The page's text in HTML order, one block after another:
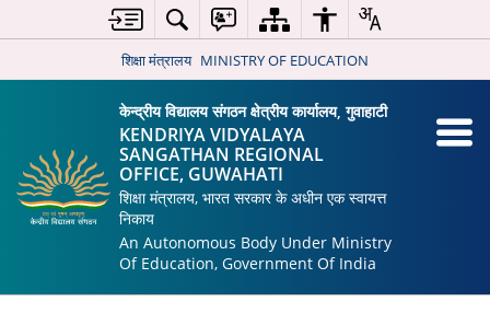
शिक्षा मंत्रालय MINISTRY OF EDUCATION
केन्द्रीय विद्यालय संगठन क्षेत्रीय कार्यालय, गुवाहाटी
KENDRIYA VIDYALAYA
SANGATHAN REGIONAL
OFFICE, GUWAHATI
शिक्षा मंत्रालय, भारत सरकार के अधीन एक स्वायत्त
निकाय
An Autonomous Body Under Ministry
Of Education, Government Of India